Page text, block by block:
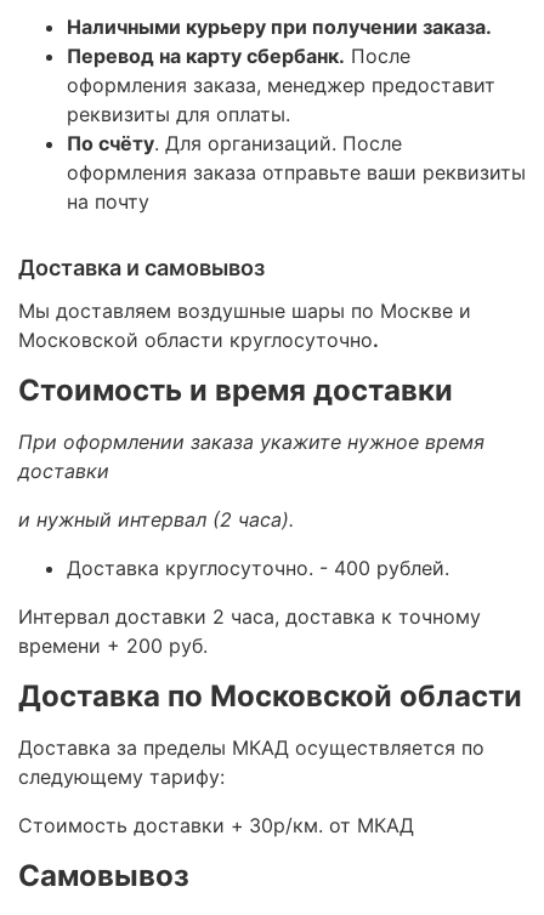
Наличными курьеру при получении заказа.
Перевод на карту сбербанк. После
оформления заказа, менеджер предоставит
реквизиты для оплаты.
По счёту. Для организаций. После
оформления заказа отправьте ваши реквизиты
на почту
Доставка и самовывоз
Мы доставляем воздушные шары по Москве и
Московской области круглосуточно.
Стоимость и время доставки
При оформлении заказа укажите нужное время
доставки
и нужный интервал (2 часа).
Доставка круглосуточно. - 400 рублей.
Интервал доставки 2 часа, доставка к точному
времени + 200 руб.
Доставка по Московской области
Доставка за пределы МКАД осуществляется по
следующему тарифу:
Стоимость доставки + 30р/км. от МКАД
Самовывоз